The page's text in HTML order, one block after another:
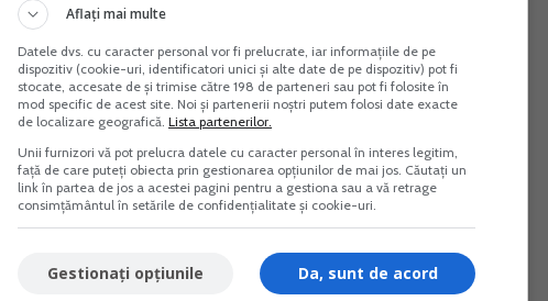
de lei/luna. Presupunem ca nu are cheltuieli.
1.265 lei, dupa cum urmeaza:
Aflați mai multe
Datele dvs. cu caracter personal vor fi prelucrate, iar informațiile de pe
dispozitiv (cookie-uri, identificatori unici și alte date de pe dispozitiv) pot fi
stocate, accesate de și trimise către 198 de parteneri sau pot fi folosite în
mod specific de acest site. Noi și partenerii noștri putem folosi date exacte
de localizare geografică. Lista partenerilor.
Unii furnizori vă pot prelucra datele cu caracter personal în interes legitim,
față de care puteți obiecta prin gestionarea opțiunilor de mai jos. Căutați un
link în partea de jos a acestei pagini pentru a gestiona sau a vă retrage
consimțământul în setările de confidențialitate și cookie-uri.
Da, sunt de acord
Gestionați opțiunile